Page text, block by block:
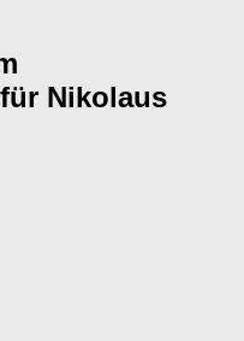
Nikolaus